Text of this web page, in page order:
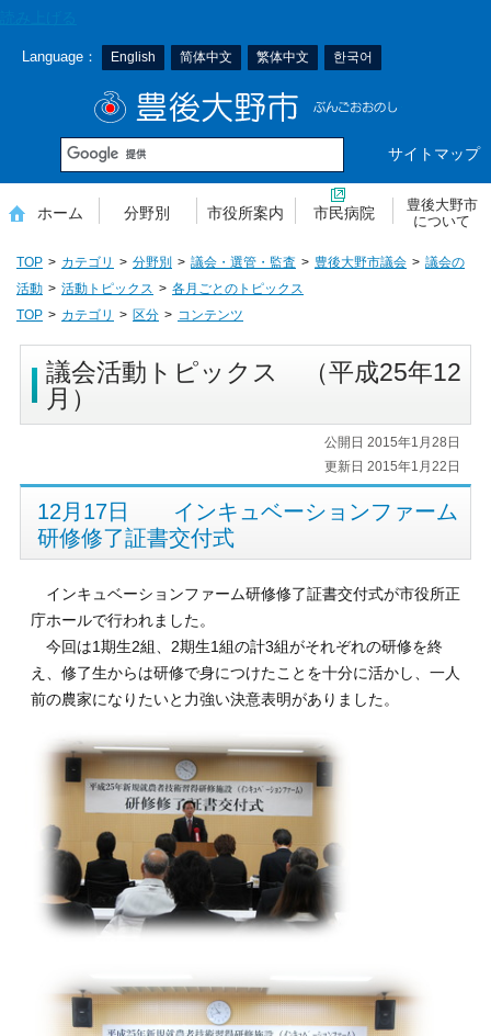
Language： English 简体中文 繁体中文 한국어
サイトマップ
ホーム 分野別 市役所案内 市民病院
豊後大野市
について
TOP カテゴリ 分野別 議会・選管・監査 豊後大野市議会
議会の
活動
活動トピックス
各月ごとのトピックス
TOP
カテゴリ 区分 コンテンツ
議会活動トピックス （平成25年12
月）
公開日 2015年1月28日
更新日 2015年1月22日
12月17日 インキュベーションファーム
研修修了証書交付式
インキュベーションファーム研修修了証書交付式が市役所正
庁ホールで行われました。
今回は1期生2組、2期生1組の計3組がそれぞれの研修を終
え、修了生からは研修で身につけたことを十分に活かし、一人
前の農家になりたいと力強い決意表明がありました。